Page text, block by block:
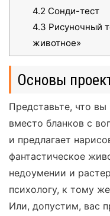
4.2 Сонди-тест
4.3 Рисуночный
животное»
Основы
Представьте, что
вместо бланков с
и предлагает
фантастическое
недоумении и
психологу, к тому
Или, допустим, вас